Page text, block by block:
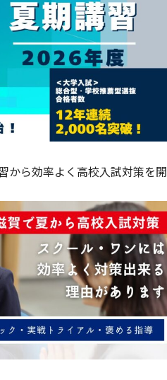
ら効率よく高校入試対策を開